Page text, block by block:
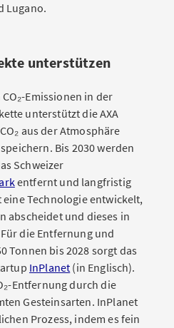
Lugano.
unterstützen
Emissionen in der
unterstützt die AXA
aus der Atmosphäre
Bis 2030 werden
Schweizer
entfernt und langfristig
Technologie entwickelt,
abscheidet und dieses in
die Entfernung und
Tonnen bis 2028 sorgt das
InPlanet (in Englisch).
Entfernung durch die
Gesteinsarten. InPlanet
Prozess, indem es fein